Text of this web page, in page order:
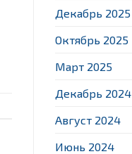
Декабрь 2025
Октябрь 2025
Март 2025
Декабрь 2024
Август 2024
Июнь 2024